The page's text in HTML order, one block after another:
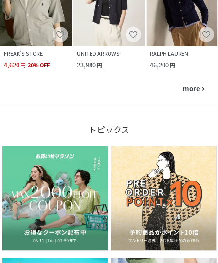
FREAK’S STORE
4,620円 30%OFF
UNITED ARROWS
23,980円
RALPH LAUREN
46,200円
more navigate_next
トピックス